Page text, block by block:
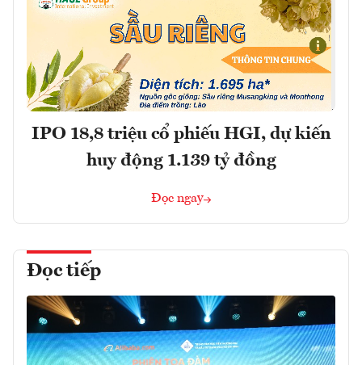
IPO 18,8 triệu cổ phiếu HGI, dự kiến
huy động 1.139 tỷ đồng
Đọc ngay
Đọc tiếp